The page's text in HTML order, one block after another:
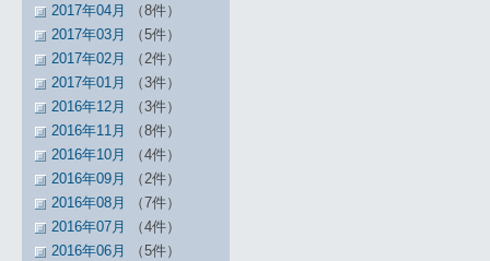
2017年04月
（8件）
2017年03月
（5件）
2017年02月
（2件）
2017年01月
（3件）
2016年12月
（3件）
2016年11月
（8件）
2016年10月
（4件）
2016年09月
（2件）
2016年08月
（7件）
2016年07月
（4件）
2016年06月
（5件）